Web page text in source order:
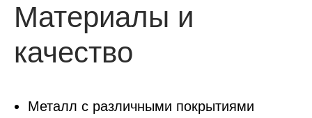
Материалы и
качество
Металл с различными покрытиями